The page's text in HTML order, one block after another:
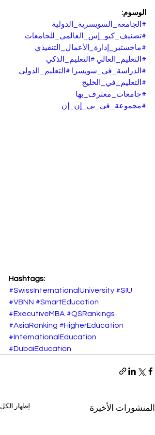
الوسوم:
#الجامعة_السويسرية_الدولية
#تصنيف_كيو_إس_العالمي_للجامعات
#ماجستير_إدارة_الأعمال_التنفيذي
#التعليم_العالي #التعليم_الذكي
#الدراسة_في_سويسرا
#التعليم_الدولي
#التعليم_في_الخليج
#جامعات_معترف_بها
#مجموعة_في_بي_إن_إن
Hashtags:
#SwissInternationalUniversity #SIU
#VBNN #SmartEducation
#ExecutiveMBA #QSRankings
#AsiaRanking #HigherEducation
#InternationalEducation
#DubaiEducation
المنشورات الأخيرة إظهار الكل